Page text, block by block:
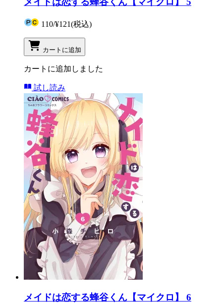
110/¥121(税込)
カートに追加
カートに追加しました
試し読み
メイドは恋する蜂谷くん【マイクロ】 6